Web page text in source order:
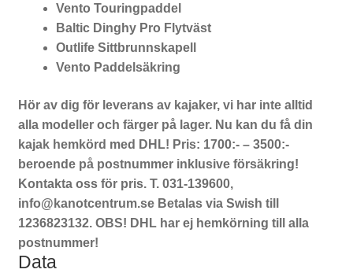
Vento Touringpaddel
Baltic Dinghy Pro Flytväst
Outlife Sittbrunnskapell
Vento Paddelsäkring
Hör av dig för leverans av kajaker, vi har inte alltid
alla modeller och färger på lager. Nu kan du få din
kajak hemkörd med DHL! Pris: 1700:- – 3500:-
beroende på postnummer inklusive försäkring!
Kontakta oss för pris. T. 031-139600,
info@kanotcentrum.se Betalas via Swish till
1236823132. OBS! DHL har ej hemkörning till alla
postnummer!
Data